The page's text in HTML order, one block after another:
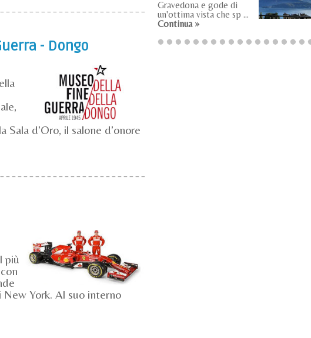
- Dongo
Sala d’Oro, il salone d’onore
più
York. Al suo interno
Gravedona e gode di
un'ottima vista che sp ...
Continua »